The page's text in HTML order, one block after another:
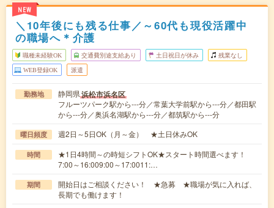
NEW
＼10年後にも残る仕事／～60代も現役活躍中
の職場へ＊介護
職種未経験OK 交通費別途支給あり 土日祝日が休み 残業なし
WEB登録OK 派遣
勤務地 静岡県浜松市浜名区
フルーツパーク駅から---分／常葉大学前駅から---分／都田駅
から---分／奥浜名湖駅から---分／都筑駅から---分
曜日頻度 週2日～5日OK（月～金） ★土日休みOK
時間
★1日4時間～の時短シフトOK★スタート時間選べます！
7:00～16:009:00～17:0011:…
期間
開始日はご相談ください！ ★急募 ★職場が気に入れば、
長期でも働けます！